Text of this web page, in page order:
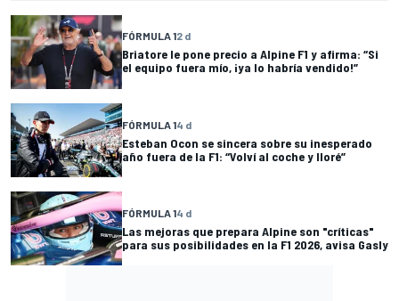
FÓRMULA 12 d
Briatore le pone precio a Alpine F1 y afirma: “Si
el equipo fuera mío, ¡ya lo habría vendido!”
FÓRMULA 14 d
Esteban Ocon se sincera sobre su inesperado
año fuera de la F1: “Volví al coche y lloré”
FÓRMULA 14 d
Las mejoras que prepara Alpine son "críticas"
para sus posibilidades en la F1 2026, avisa Gasly